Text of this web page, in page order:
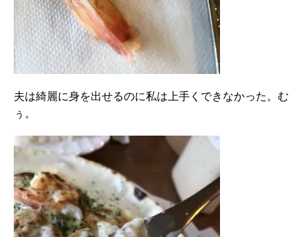
夫は綺麗に身を出せるのに私は上手くできなかった。む
ぅ。